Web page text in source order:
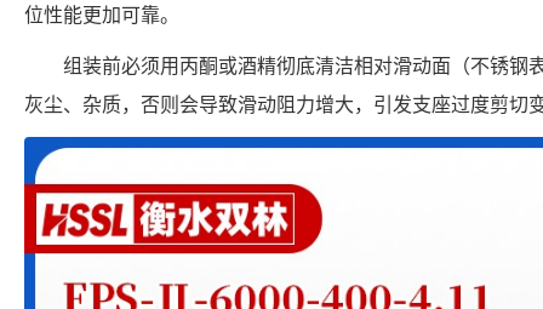
位性能更加可靠。
组装前必须用丙酮或酒精彻底清洁相对滑动面（不锈钢
灰尘、杂质，否则会导致滑动阻力增大，引发支座过度剪切